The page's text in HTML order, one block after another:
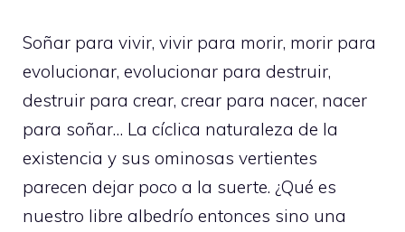
Soñar para vivir, vivir para morir, morir para
evolucionar, evolucionar para destruir,
destruir para crear, crear para nacer, nacer
para soñar… La cíclica naturaleza de la
existencia y sus ominosas vertientes
parecen dejar poco a la suerte. ¿Qué es
nuestro libre albedrío entonces sino una